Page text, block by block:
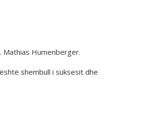
Mathias Humenberger.
shembull i suksesit dhe